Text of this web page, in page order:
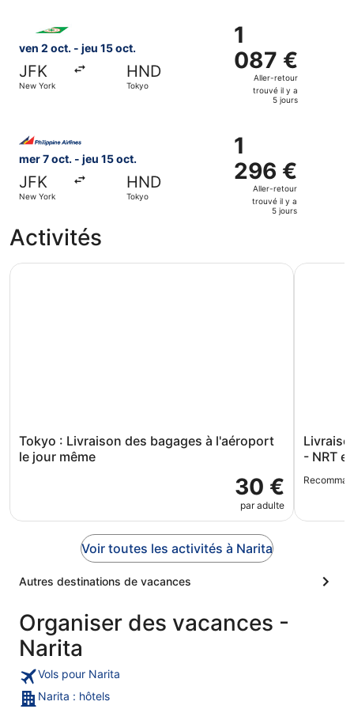
a
5
jours
ven 2 oct. - jeu 15 oct.
JFK
New York
HND
Tokyo
1
087 €
Aller-
retour,
trouvé
a
5
jours
1
087 €
Aller-retour
trouvé il y a
5 jours
mer 7 oct. - jeu 15 oct.
JFK
New York
HND
Tokyo
1
296 €
Aller-
retour,
trouvé
5
1
296 €
Aller-retour
trouvé il y a
5 jours
Activités
Tokyo : Livraison des bagages à l'aéroport
le jour même
30 €
par adulte
Tokyo : Livraison des bagages à l'aéroport le jour même
- NRT
Livraison
Voir toutes les activités à Narita
Autres destinations de vacances
Organiser des vacances -
Narita
Vols pour Narita
Narita : hôtels